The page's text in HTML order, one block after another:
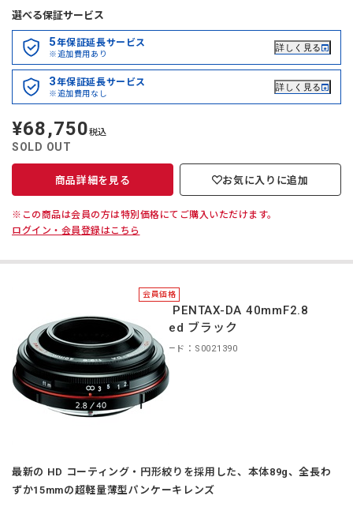
選べる保証サービス
5年保証延長サービス
※追加費用あり
詳しく見る
3年保証延長サービス
※追加費用なし
詳しく見る
定
価
¥68,750税込
SOLD OUT
商品詳細を見る お気に入りに追加
※この商品は会員の方は特別価格にてご購入いただけます。
ログイン・会員登録はこちら
会員価格
＊HD PENTAX-DA 40mmF2.8
Limited ブラック
商品コード：S0021390
最新の HD コーティング・円形絞りを採用した、本体89g、全長わ
ずか15mmの超軽量薄型パンケーキレンズ